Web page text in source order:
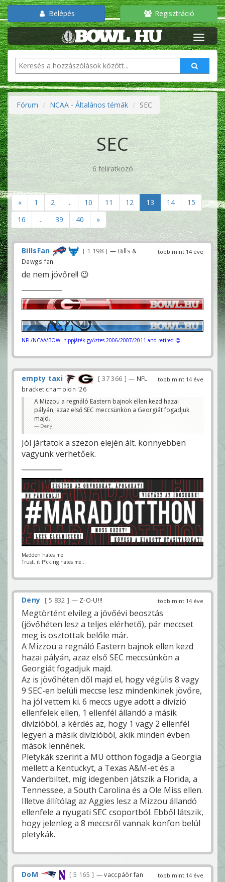
Belépés Regisztráció
Fórum NCAA - Általános témák SEC
SEC
6 feliratkozó
« 1 2 ... 10 11 12 13 14
15
16
... 39 40 »
több mint 14 éve
BillsFan 1 198
— Bills &
Dawgs fan
de nem jövőre!! 😉
NFL/NCAA/BOWL tippjáték győztes 2006/2007/2011 and retired 😊
több mint 14 éve
empty taxi 37 366
— NFL
bracket champion '26
A Mizzou a regnáló Eastern bajnok ellen kezd hazai
pályán, azaz első SEC meccsünkön a Georgiát fogadjuk
majd.
Deny
Jól jártatok a szezon elején ált. könnyebben
vagyunk verhetőek.
Madden hates me.
Trust, it f*cking hates me...
több mint 14 éve
Deny 5 832 — Z-O-U!!!
Megtörtént elvileg a jövőévi beosztás
(jövőhéten lesz a teljes elérhető), pár meccset
meg is osztottak belőle már.
A Mizzou a regnáló Eastern bajnok ellen kezd
hazai pályán, azaz első SEC meccsünkön a
Georgiát fogadjuk majd.
Az is jövőhéten dől majd el, hogy végülis 8 vagy
9 SEC-en belüli meccse lesz mindenkinek jövőre,
ha jól vettem ki. 6 meccs ugye adott a divízió
ellenfelek ellen, 1 ellenfél állandó a másik
divízióból, a kérdés az, hogy 1 vagy 2 ellenfél
legyen a másik divízióból, akik minden évben
mások lennének.
Pletykák szerint a MU otthon fogadja a Georgia
mellett a Kentuckyt, a Texas A&M-et és a
Vanderbiltet, míg idegenben játszik a Florida, a
Tennessee, a South Carolina és a Ole Miss ellen.
Illetve állítólag az Aggies lesz a Mizzou állandó
ellenfele a nyugati SEC csoportból. Ebből látszik,
hogy jelenleg a 8 meccsről vannak konfon belül
pletykák.
több mint 14 éve
DoM 5 165 — vaccpáör fan